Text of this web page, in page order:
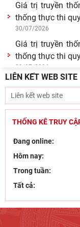
Giá trị truyền
thống thực thi
30/07/2026
Giá trị truyền
thống thực thi
29/07/2026
Tín ngưỡng thờ
cứu từ tộc ước và
29/07/2026
Hội thảo
27/07/2026
Viện Nghiên cứu
Nguyễn Phương
22/07/2026
Góc nhìn của
nền tảng tư
LIÊN KẾT WEB SITE
THỐNG KÊ TRUY
Đang online:
Hôm nay:
Trong tuần:
Tất cả: